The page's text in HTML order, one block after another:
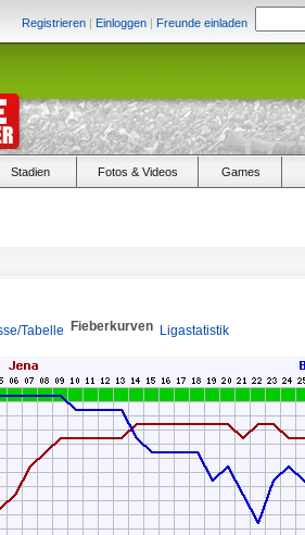
Registrieren | Einloggen | Freunde einladen
Stadien Fotos & Videos Games
Tabelle Fieberkurven Ligastatistik